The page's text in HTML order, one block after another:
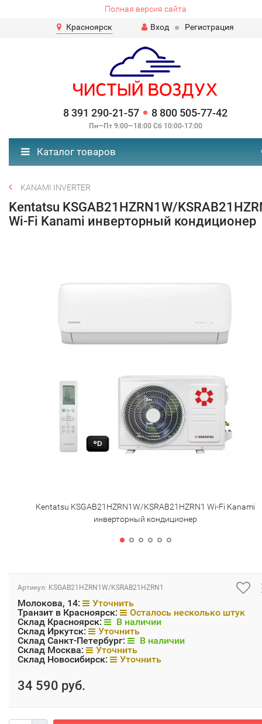
Полная версия сайта
Красноярск
Вход Регистрация
8 391 290-21-57 8 800 505-77-42
Пн—Пт 9:00—18:00 Сб 10:00-17:00
Каталог товаров
KANAMI INVERTER
Kentatsu KSGAB21HZRN1W/
Wi-Fi Kanami инверторный кондиционер
Kentatsu KSGAB21HZRN1W/KSRAB21HZRN1 Wi-Fi Kanami
инверторный кондиционер
Артикул: KSGAB21HZRN1W/KSRAB21HZRN1
Молокова, 14:
Уточнить
Транзит в Красноярск:
Осталось несколько штук
Склад Красноярск:
В наличии
Склад Иркутск:
Уточнить
Склад Санкт-Петербург:
В наличии
Склад Москва:
Уточнить
Склад Новосибирск:
Уточнить
34 590 руб.